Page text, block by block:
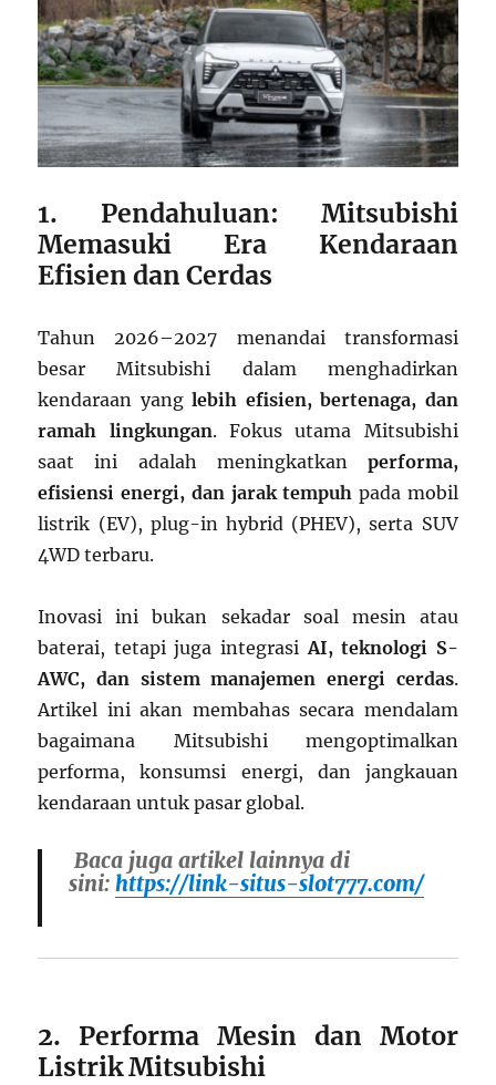
1. Pendahuluan: Mitsubishi
Memasuki Era Kendaraan
Efisien dan Cerdas
Tahun 2026–2027 menandai transformasi
besar Mitsubishi dalam menghadirkan
kendaraan yanglebih efisien, bertenaga, dan
ramah lingkungan. Fokus utama Mitsubishi
saat ini adalah meningkatkan performa,
efisiensi energi, dan jarak tempuh pada mobil
listrik (EV), plug-in hybrid (PHEV), serta SUV
4WD terbaru.
Inovasi ini bukan sekadar soal mesin atau
baterai, tetapi juga integrasiAI, teknologi S-
AWC, dan sistem manajemen energi cerdas.
Artikel ini akan membahas secara mendalam
bagaimana Mitsubishi mengoptimalkan
performa, konsumsi energi, dan jangkauan
kendaraan untuk pasar global.
Baca juga artikel lainnya di
sini:https://link-situs-slot777.com/
2. Performa Mesin dan Motor
Listrik Mitsubishi